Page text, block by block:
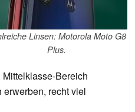
Linsen: Motorola Moto G8
Plus.
Bereich
erwerben, recht viel